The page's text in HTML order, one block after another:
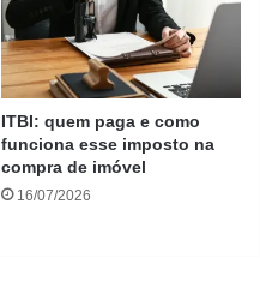
ITBI: quem paga e como
funciona esse imposto na
compra de imóvel
16/07/2026